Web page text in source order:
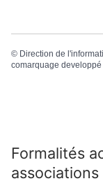
© Direction de
comarquage developpé
Formalités
associations